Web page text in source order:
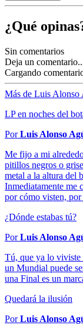
¿Qué
Sin comentarios
Deja un
Cargando
Más de Luis Alonso
LP en noches del
PorLuis Alonso
Me fijo a mi
pitillos negros o
metal a la altura del
Inmediatamente me
por cómo visten, por
¿Dónde estabas tú?
PorLuis Alonso
Tú, que ya lo viviste
un Mundial puede
una Final es un
Quedará la ilusión
PorLuis Alonso